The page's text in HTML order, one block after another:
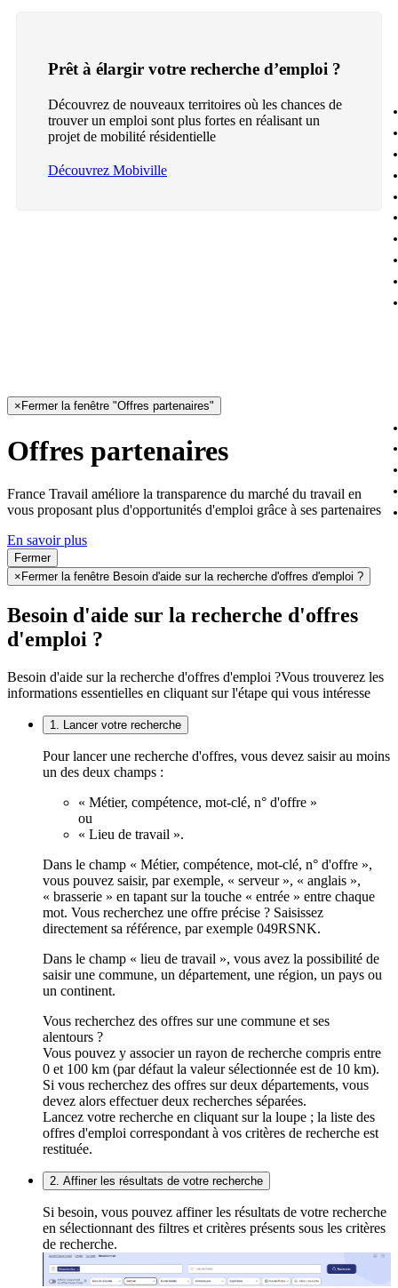
Prêt à élargir votre recherche d’emploi ?
Découvrez de nouveaux territoires où les chances de
trouver un emploi sont plus fortes en réalisant un
projet de mobilité résidentielle
Découvrez Mobiville
× Fermer la fenêtre "Offres partenaires"
Offres partenaires
France Travail améliore la transparence du marché du travail en
vous proposant plus d'opportunités d'emploi grâce à ses partenaires
En savoir plus
Fermer
× Fermer la fenêtre Besoin d'aide sur la recherche d'offres d'emploi ?
Besoin d'aide sur la recherche d'offres
d'emploi ?
Besoin d'aide sur la recherche d'offres d'emploi ?Vous trouverez les
informations essentielles en cliquant sur l'étape qui vous intéresse
1. Lancer votre recherche
Pour lancer une recherche d'offres, vous devez saisir au moins
un des deux champs :
« Métier, compétence, mot-clé, n° d'offre »
ou
« Lieu de travail ».
Dans le champ « Métier, compétence, mot-clé, n° d'offre »,
vous pouvez saisir, par exemple, « serveur », « anglais »,
« brasserie » en tapant sur la touche « entrée » entre chaque
mot. Vous recherchez une offre précise ? Saisissez
directement sa référence, par exemple 049RSNK.
Dans le champ « lieu de travail », vous avez la possibilité de
saisir une commune, un département, une région, un pays ou
un continent.
Vous recherchez des offres sur une commune et ses
alentours ?
Vous pouvez y associer un rayon de recherche compris entre
0 et 100 km (par défaut la valeur sélectionnée est de 10 km).
Si vous recherchez des offres sur deux départements, vous
devez alors effectuer deux recherches séparées.
Lancez votre recherche en cliquant sur la loupe ; la liste des
offres d'emploi correspondant à vos critères de recherche est
restituée.
2. Affiner les résultats de votre recherche
Si besoin, vous pouvez affiner les résultats de votre recherche
en sélectionnant des filtres et critères présents sous les critères
de recherche.